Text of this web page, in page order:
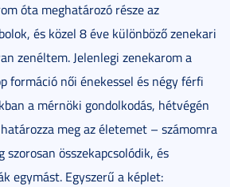
óta meghatározó része az
és közel 8 éve különböző zenekari
zenéltem. Jelenlegi zenekarom a
formáció női énekessel és négy férfi
a mérnöki gondolkodás, hétvégén
meg az életemet – számomra
szorosan összekapcsolódik, és
egymást. Egyszerű a képlet: